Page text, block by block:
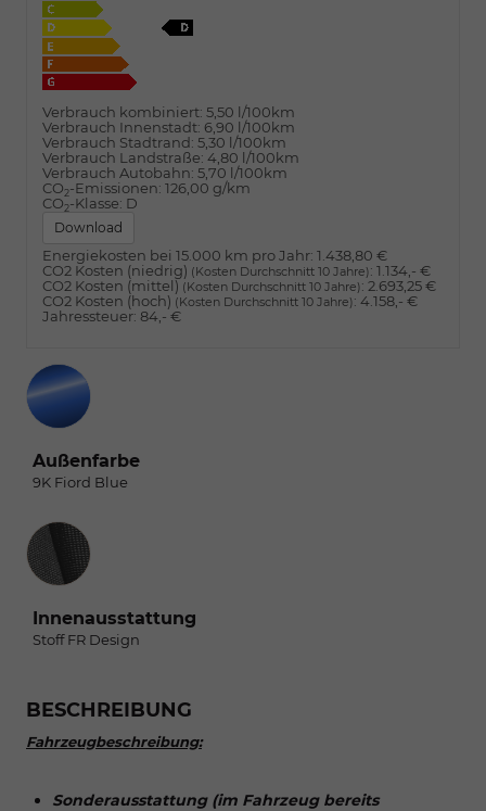
Verbrauch kombiniert: 5,50 l/100km
Verbrauch Innenstadt: 6,90 l/100km
Verbrauch Stadtrand: 5,30 l/100km
Verbrauch Landstraße: 4,80 l/100km
Verbrauch Autobahn: 5,70 l/100km
CO2-Emissionen: 126,00 g/km
CO2-Klasse: D
Download
Energiekosten bei 15.000 km pro Jahr: 1.438,80 €
CO2 Kosten (niedrig) (Kosten Durchschnitt 10 Jahre): 1.134,- €
CO2 Kosten (mittel) (Kosten Durchschnitt 10 Jahre): 2.693,25 €
CO2 Kosten (hoch) (Kosten Durchschnitt 10 Jahre): 4.158,- €
Jahressteuer: 84,- €
Außenfarbe
9K Fiord Blue
Innenausstattung
Innenausstattung
Stoff FR Design
BESCHREIBUNG
Fahrzeugbeschreibung:
Sonderausstattung (im Fahrzeug bereits